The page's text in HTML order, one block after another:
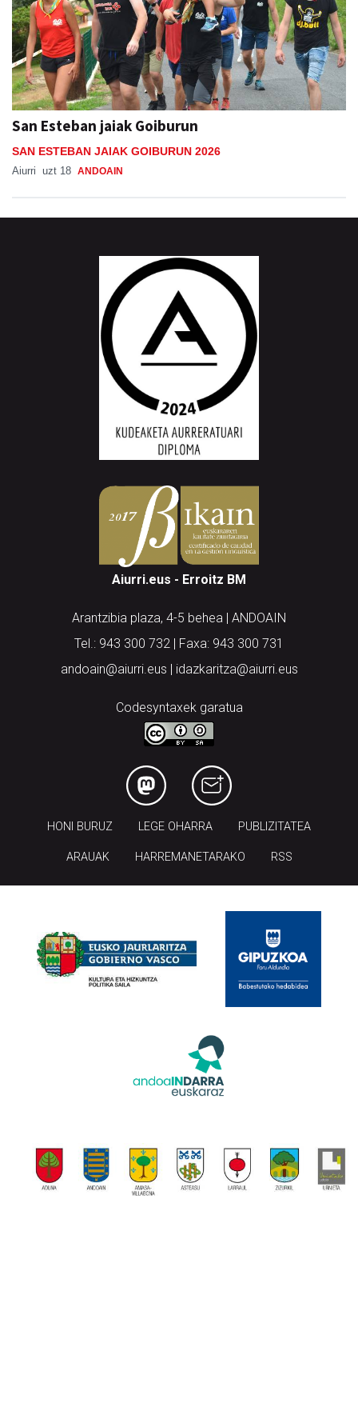
San Esteban jaiak Goiburun
SAN ESTEBAN JAIAK GOIBURUN 2026
Aiurri uzt 18 ANDOAIN
Aiurri.eus - Erroitz BM
Arantzibia plaza, 4-5 behea | ANDOAIN
Tel.: 943 300 732 | Faxa: 943 300 731
andoain@aiurri.eus | idazkaritza@aiurri.eus
Codesyntaxek garatua
HONI BURUZ LEGE OHARRA PUBLIZITATEA
ARAUAK HARREMANETARAKO RSS